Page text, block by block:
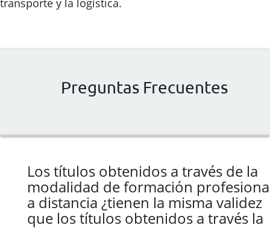
transporte y la logística.
Preguntas Frecuentes
Los títulos obtenidos a través de la
modalidad de formación
a distancia ¿tienen la misma validez
que los títulos obtenidos a través la